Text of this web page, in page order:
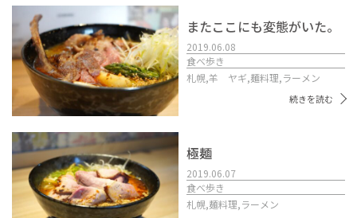
またここにも変態がいた。
2019.06.08
食べ歩き
札幌,羊 ヤギ,麺料理,ラーメン
続きを読む
極麺
2019.06.07
食べ歩き
札幌,麺料理,ラーメン